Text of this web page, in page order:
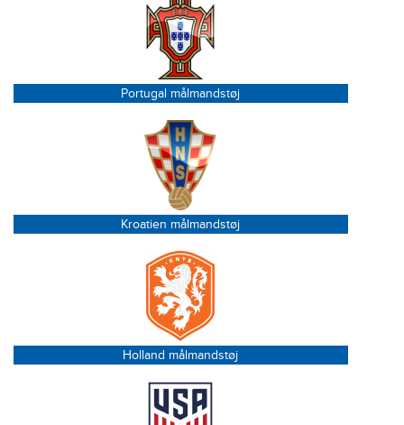
Portugal målmandstøj
Kroatien målmandstøj
Holland målmandstøj